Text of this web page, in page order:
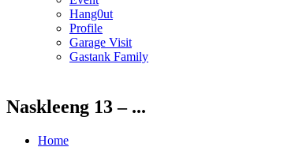
Hang0ut
Profile
Garage Visit
Gastank Family
Naskleeng 13 – ...
Home